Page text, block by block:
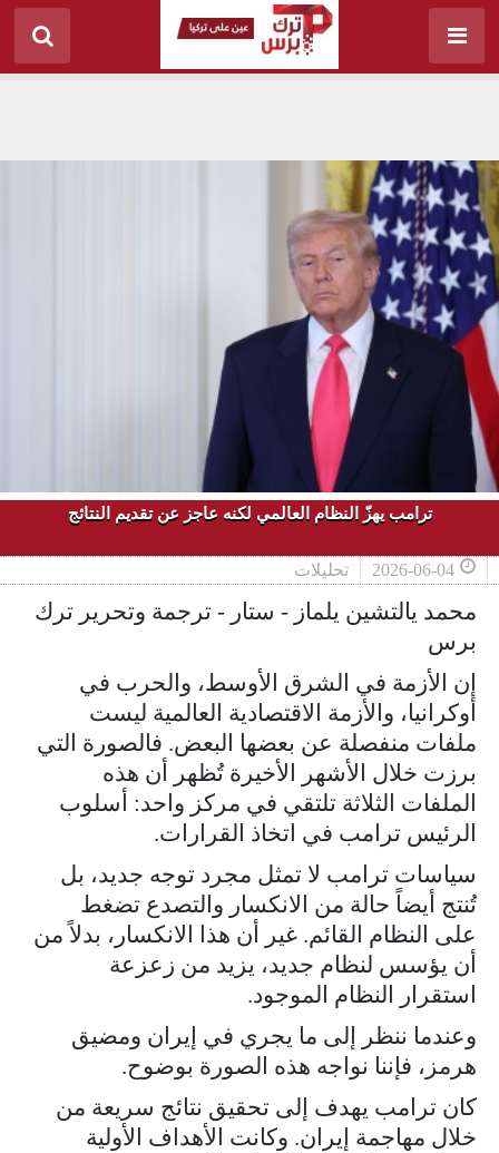
ترامب يهزّ النظام العالمي لكنه عاجز عن تقديم النتائج
2026-06-04 تحليلات
محمد يالتشين يلماز - ستار - ترجمة وتحرير ترك
برس
إن الأزمة في الشرق الأوسط، والحرب في
أوكرانيا، والأزمة الاقتصادية العالمية ليست
ملفات منفصلة عن بعضها البعض. فالصورة التي
برزت خلال الأشهر الأخيرة تُظهر أن هذه
الملفات الثلاثة تلتقي في مركز واحد: أسلوب
الرئيس ترامب في اتخاذ القرارات.
سياسات ترامب لا تمثل مجرد توجه جديد، بل
تُنتج أيضاً حالة من الانكسار والتصدع تضغط
على النظام القائم. غير أن هذا الانكسار، بدلاً من
أن يؤسس لنظام جديد، يزيد من زعزعة
استقرار النظام الموجود.
وعندما ننظر إلى ما يجري في إيران ومضيق
هرمز، فإننا نواجه هذه الصورة بوضوح.
كان ترامب يهدف إلى تحقيق نتائج سريعة من
خلال مهاجمة إيران. وكانت الأهداف الأولية